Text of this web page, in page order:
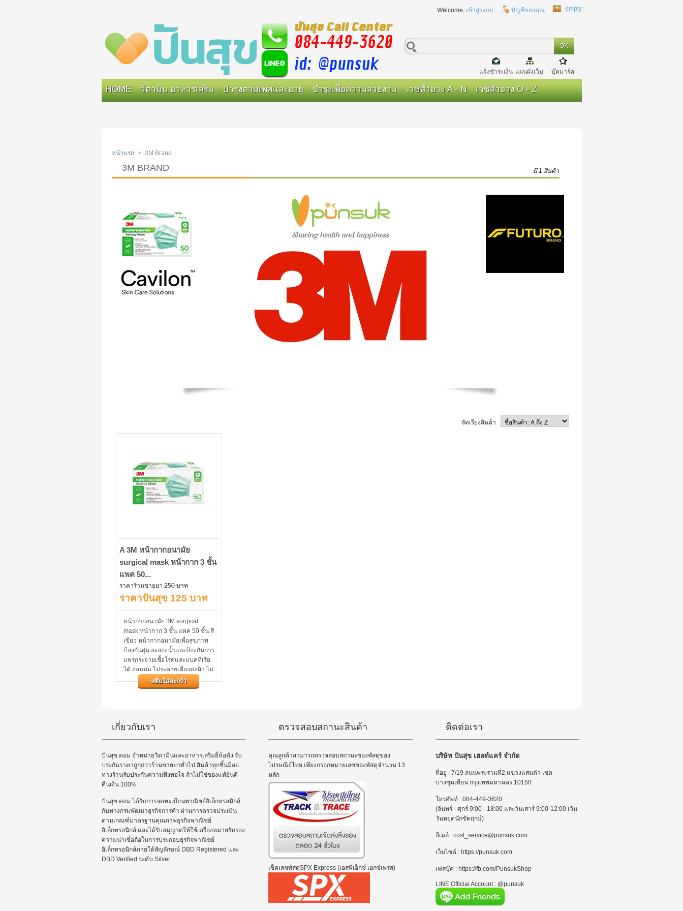
empty
บัญชีของคุณ
Welcome, เข้าสู่ระบบ
แจ้งชำระเงิน แผนผังเว็บ บุ๊คมาร์ค
HOME วิตามิน อาหารเสริม บำรุงตามเพศและอายุ บำรุงเพื่อความสวยงาม เวชสำอาง A - N เวชสำอาง O - Z
หน้าแรก > 3M Brand
3M BRAND มี 1 สินค้า
จัดเรียงสินค้า
A 3M หน้ากากอนามัย
surgical mask หน้ากาก 3 ชั้น
แพค 50...
ราคาร้านขายยา250 บาท
ราคาปันสุข 125 บาท
หน้ากากอนามัย 3M surgical
mask หน้ากาก 3 ชั้น แพค 50 ชิ้น สี
เขียว หน้ากากอนามัยเพื่อสุขภาพ
ป้องกันฝุ่น ละอองน้ำและป้องกันการ
แพร่กระจายเชื้อโรคและแบคทีเรีย
ได้ อ่อนนุ่ม ไม่ระคายเคืองต่อผิว ไม่
อับชื้น หายใจสะดวก...
หยิบใส่ตะกร้า
เกี่ยวกับเรา
ปันสุข.คอม จำหน่ายวิตามินและอาหารเสริมยี่ห้อดัง รับ
ประกันราคาถูกกว่าร้านขายยาทั่วไป สินค้าทุกชิ้นมีอย.
ทางร้านรับประกันความพึงพอใจ ถ้าไม่ใช่ของแท้ยินดี
คืนเงิน 100%
ปันสุข.คอม ได้รับการจดทะเบียนพาณิชย์อิเล็กทรอนิกส์
กับทางกรมพัฒนาธุรกิจการค้า ผ่านการตรวจประเมิน
ตามเกณฑ์มาตรฐานคุณภาพธุรกิจพาณิชย์
อิเล็กทรอนิกส์ และได้รับอนุญาตให้ใช้เครื่องหมายรับรอง
ความน่าเชื่อถือในการประกอบธุรกิจพาณิชย์
อิเล็กทรอนิกส์ภายใต้สัญลักษณ์ DBD Registered และ
DBD Verified ระดับ Silver
ตรวจสอบสถานะสินค้า
คุณลูกค้าสามารถตรวจสอบสถานะของพัสดุของ
ไปรษณีย์ไทย เพียงกรอกหมายเลขของพัสดุจำนวน 13
หลัก
เช็คเลขพัสดุSPX Express (เอสพีเอ็กซ์ เอกซ์เพรส)
ติดต่อเรา
บริษัท ปันสุข เฮลท์แคร์ จำกัด
ที่อยู่ : 7/19 ถนนพระรามที่2 แขวงแสมดำ เขต
บางขุนเทียน กรุงเทพมหานคร 10150
โทรศัพท์ : 084-449-3620
(จันทร์ - ศุกร์ 9:00 - 18:00 และวันเสาร์ 9:00-12:00 เว้น
วันหยุดนักขัตฤกษ์)
อีเมล์ : cust_service@punsuk.com
เว็บไซต์ : https://punsuk.com
เฟสบุ๊ค : https://fb.com/PunsukShop
LINE Official Account : @punsuk